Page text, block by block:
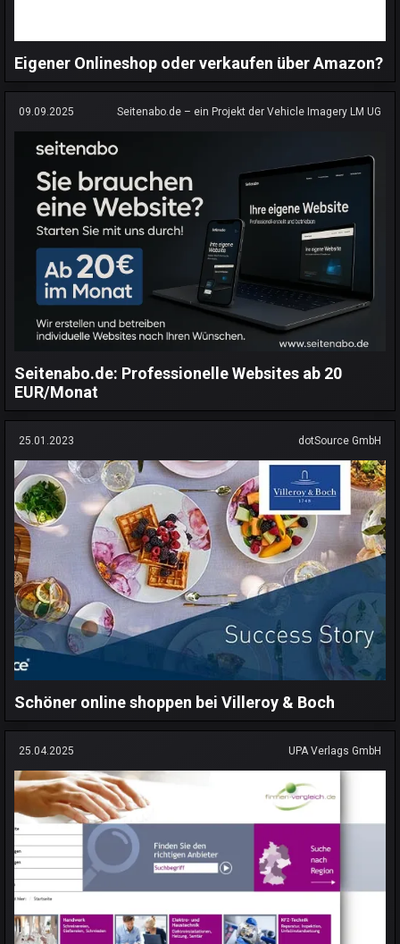
Eigener Onlineshop oder verkaufen über Amazon?
09.09.2025 Seitenabo.de – ein Projekt der Vehicle Imagery LM UG
Seitenabo.de: Professionelle Websites ab 20
EUR/Monat
25.01.2023 dotSource GmbH
Schöner online shoppen bei Villeroy & Boch
25.04.2025 UPA Verlags GmbH